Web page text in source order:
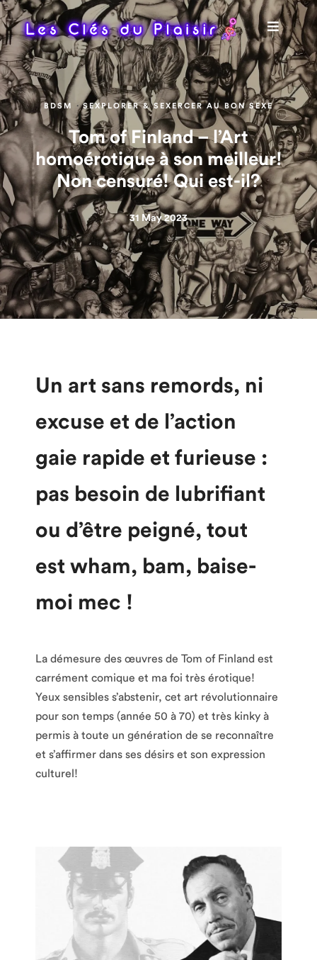
BDSM ·SEXPLORER & SEXERCER AU BON SEXE​
Tom of Finland – l’Art
homoérotique à son meilleur!
Non censuré! Qui est-il?
31 May 2023
Un art sans remords, ni
excuse et de l’action
gaie rapide et furieuse :
pas besoin de lubrifiant
ou d’être peigné, tout
est wham, bam, baise-
moi mec !
La démesure des œuvres de Tom of Finland est
carrément comique et ma foi très érotique!
Yeux sensibles s’abstenir, cet art révolutionnaire
pour son temps (année 50 à 70) et très kinky à
permis à toute un génération de se reconnaître
et s’affirmer dans ses désirs et son expression
culturel!